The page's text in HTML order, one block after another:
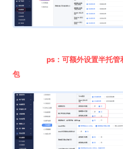
ps：可额外设置半托
包